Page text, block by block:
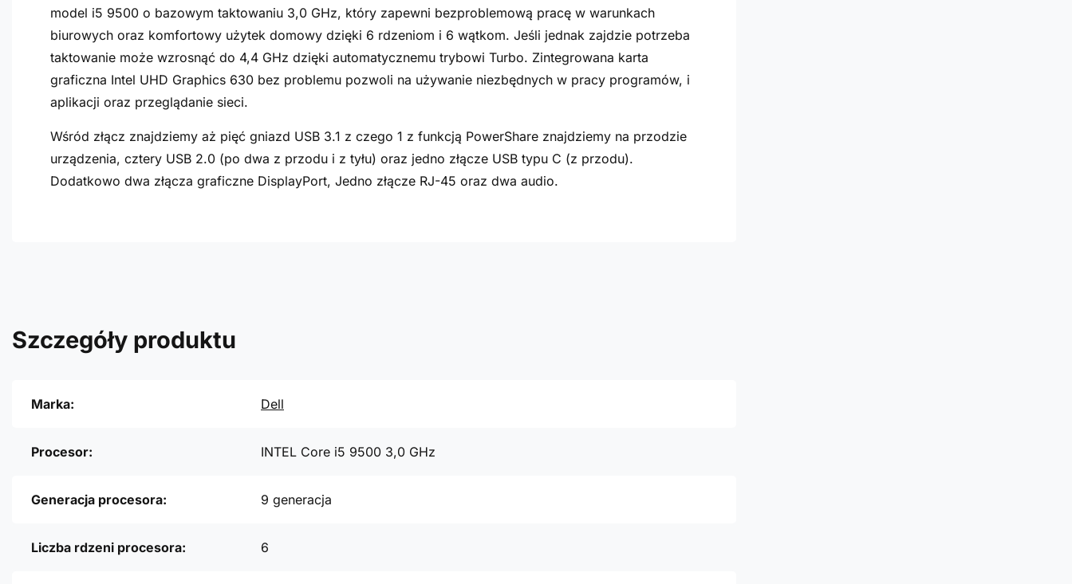
model i5 9500 o bazowym taktowaniu 3,0 GHz, który zapewni bezproblemową pracę w warunkach
biurowych oraz komfortowy użytek domowy dzięki 6 rdzeniom i 6 wątkom. Jeśli jednak zajdzie potrzeba
taktowanie może wzrosnąć do 4,4 GHz dzięki automatycznemu trybowi Turbo. Zintegrowana karta
graficzna Intel UHD Graphics 630 bez problemu pozwoli na używanie niezbędnych w pracy programów, i
aplikacji oraz przeglądanie sieci.
Wśród złącz znajdziemy aż pięć gniazd USB 3.1 z czego 1 z funkcją PowerShare znajdziemy na przodzie
urządzenia, cztery USB 2.0 (po dwa z przodu i z tyłu) oraz jedno złącze USB typu C (z przodu).
Dodatkowo dwa złącza graficzne DisplayPort, Jedno złącze RJ-45 oraz dwa audio.
Szczegóły produktu
Marka: Dell
Procesor: INTEL Core i5 9500 3,0 GHz
Generacja procesora: 9 generacja
Liczba rdzeni procesora: 6